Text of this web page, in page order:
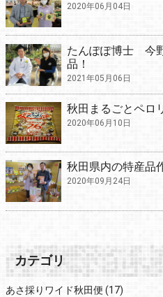
2020年06月04日
たんぽぽ博士 今
品！
2021年05月06日
秋田まるごとペロ
2020年06月10日
秋田県内の特産品
2020年09月24日
カテゴリ
あさ採りワイド秋田便 (17)